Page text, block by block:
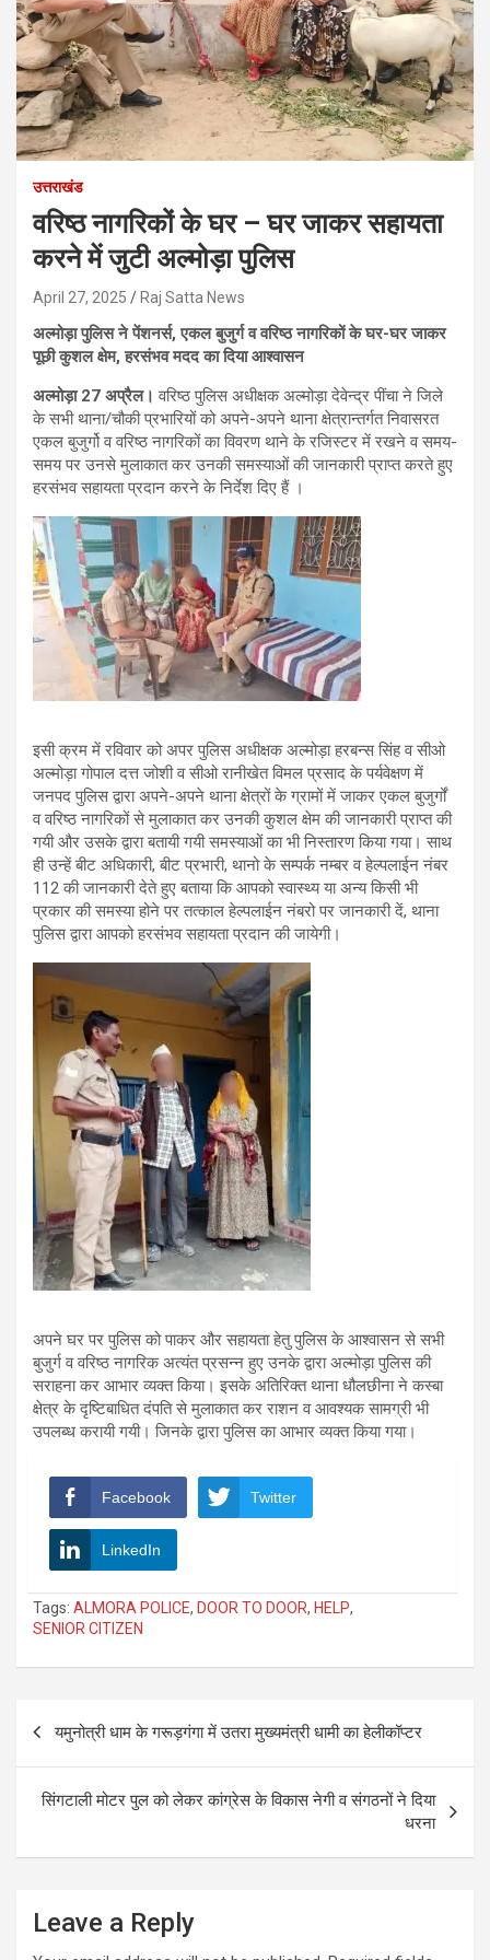
उत्तराखंड
वरिष्ठ नागरिकों के घर – घर जाकर सहायता
करने में जुटी अल्मोड़ा पुलिस
April 27, 2025 Raj Satta News
अल्मोड़ा पुलिस ने पेंशनर्स, एकल बुजुर्ग व वरिष्ठ नागरिकों के घर-घर जाकर
पूछी कुशल क्षेम, हरसंभव मदद का दिया आश्वासन
अल्मोड़ा 27 अप्रैल। वरिष्ठ पुलिस अधीक्षक अल्मोड़ा देवेन्द्र पींचा ने जिले
के सभी थाना/चौकी प्रभारियों को अपने-अपने थाना क्षेत्रान्तर्गत निवासरत
एकल बुजुर्गो व वरिष्ठ नागरिकों का विवरण थाने के रजिस्टर में रखने व समय-
समय पर उनसे मुलाकात कर उनकी समस्याओं की जानकारी प्राप्त करते हुए
हरसंभव सहायता प्रदान करने के निर्देश दिए हैं ।
इसी क्रम में रविवार को अपर पुलिस अधीक्षक अल्मोड़ा हरबन्स सिंह व सीओ
अल्मोड़ा गोपाल दत्त जोशी व सीओ रानीखेत विमल प्रसाद के पर्यवेक्षण में
जनपद पुलिस द्वारा अपने-अपने थाना क्षेत्रों के ग्रामों में जाकर एकल बुजुर्गों
व वरिष्ठ नागरिकों से मुलाकात कर उनकी कुशल क्षेम की जानकारी प्राप्त की
गयी और उसके द्वारा बतायी गयी समस्याओं का भी निस्तारण किया गया। साथ
ही उन्हें बीट अधिकारी, बीट प्रभारी, थानो के सम्पर्क नम्बर व हेल्पलाईन नंबर
112 की जानकारी देते हुए बताया कि आपको स्वास्थ्य या अन्य किसी भी
प्रकार की समस्या होने पर तत्काल हेल्पलाईन नंबरो पर जानकारी दें, थाना
पुलिस द्वारा आपको हरसंभव सहायता प्रदान की जायेगी।
अपने घर पर पुलिस को पाकर और सहायता हेतु पुलिस के आश्वासन से सभी
बुजुर्ग व वरिष्ठ नागरिक अत्यंत प्रसन्न हुए उनके द्वारा अल्मोड़ा पुलिस की
सराहना कर आभार व्यक्त किया। इसके अतिरिक्त थाना धौलछीना ने कस्बा
क्षेत्र के दृष्टिबाधित दंपति से मुलाकात कर राशन व आवश्यक सामग्री भी
उपलब्ध करायी गयी। जिनके द्वारा पुलिस का आभार व्यक्त किया गया।
Facebook Twitter
LinkedIn
Tags: ALMORA POLICE, DOOR TO DOOR, HELP,
SENIOR CITIZEN
navigation
यमुनोत्री धाम के गरूड़गंगा में उतरा मुख्यमंत्री धामी का हेलीकॉप्टर
सिंगटाली मोटर पुल को लेकर कांग्रेस के विकास नेगी व संगठनों ने दिया
धरना
Leave a Reply